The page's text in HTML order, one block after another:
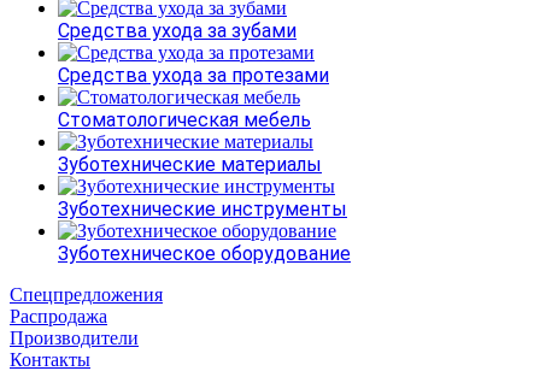
Средства ухода за зубами
Средства ухода за протезами
Стоматологическая мебель
Зуботехнические материалы
Зуботехнические инструменты
Зуботехническое оборудование
Спецпредложения
Распродажа
Производители
Контакты